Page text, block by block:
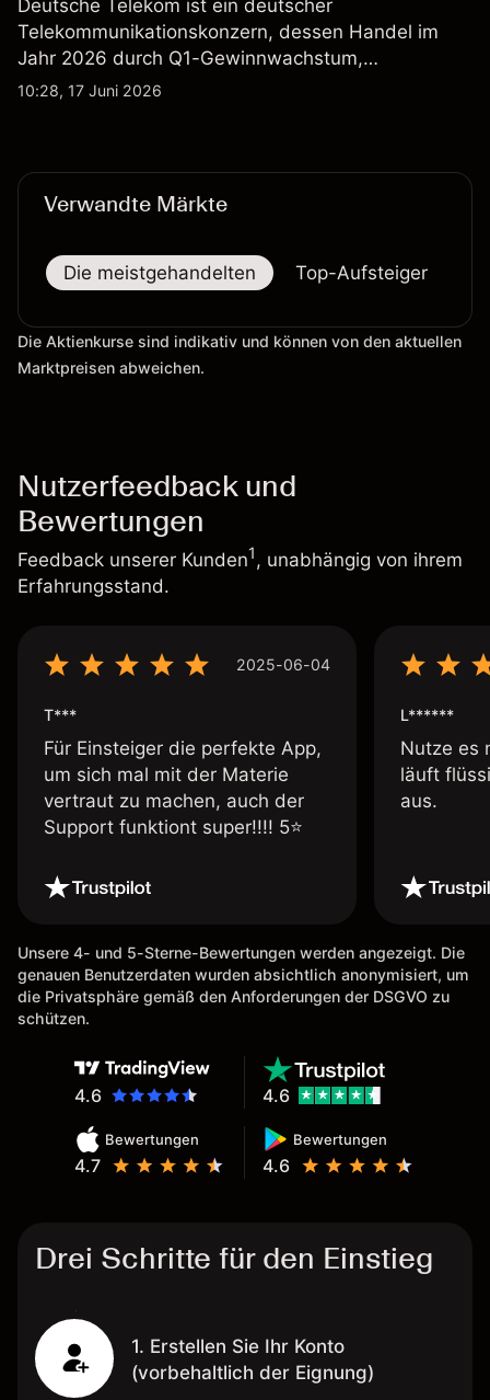
Deutsche Telekom ist ein deutscher
Telekommunikationskonzern, dessen Handel im
Jahr 2026 durch Q1-Gewinnwachstum,
Aktienrückkäufe und Berichte über einen möglichen
10:28, 17 Juni 2026
Verwandte Märkte
Die meistgehandelten Top-Aufsteiger
Die Aktienkurse sind indikativ und können von den aktuellen
Marktpreisen abweichen.
Nutzerfeedback und
Bewertungen
Feedback unserer Kunden1, unabhängig von ihrem
Erfahrungsstand.
2025-06-04
T***
Für Einsteiger die perfekte App,
um sich mal mit der Materie
vertraut zu machen, auch der
Support funktiont super!!!! 5⭐️
L******
Nutze es
läuft
aus.
Unsere 4- und 5-Sterne-Bewertungen werden angezeigt. Die
genauen Benutzerdaten wurden absichtlich anonymisiert, um
die Privatsphäre gemäß den Anforderungen der DSGVO zu
schützen.
4.6
Bewertungen
4.7
Bewertungen
4.6
4.6
Drei Schritte für den Einstieg
1. Erstellen Sie Ihr Konto
(vorbehaltlich der Eignung)